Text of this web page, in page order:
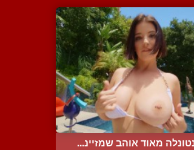
מאוד אוהב שמזיינ...